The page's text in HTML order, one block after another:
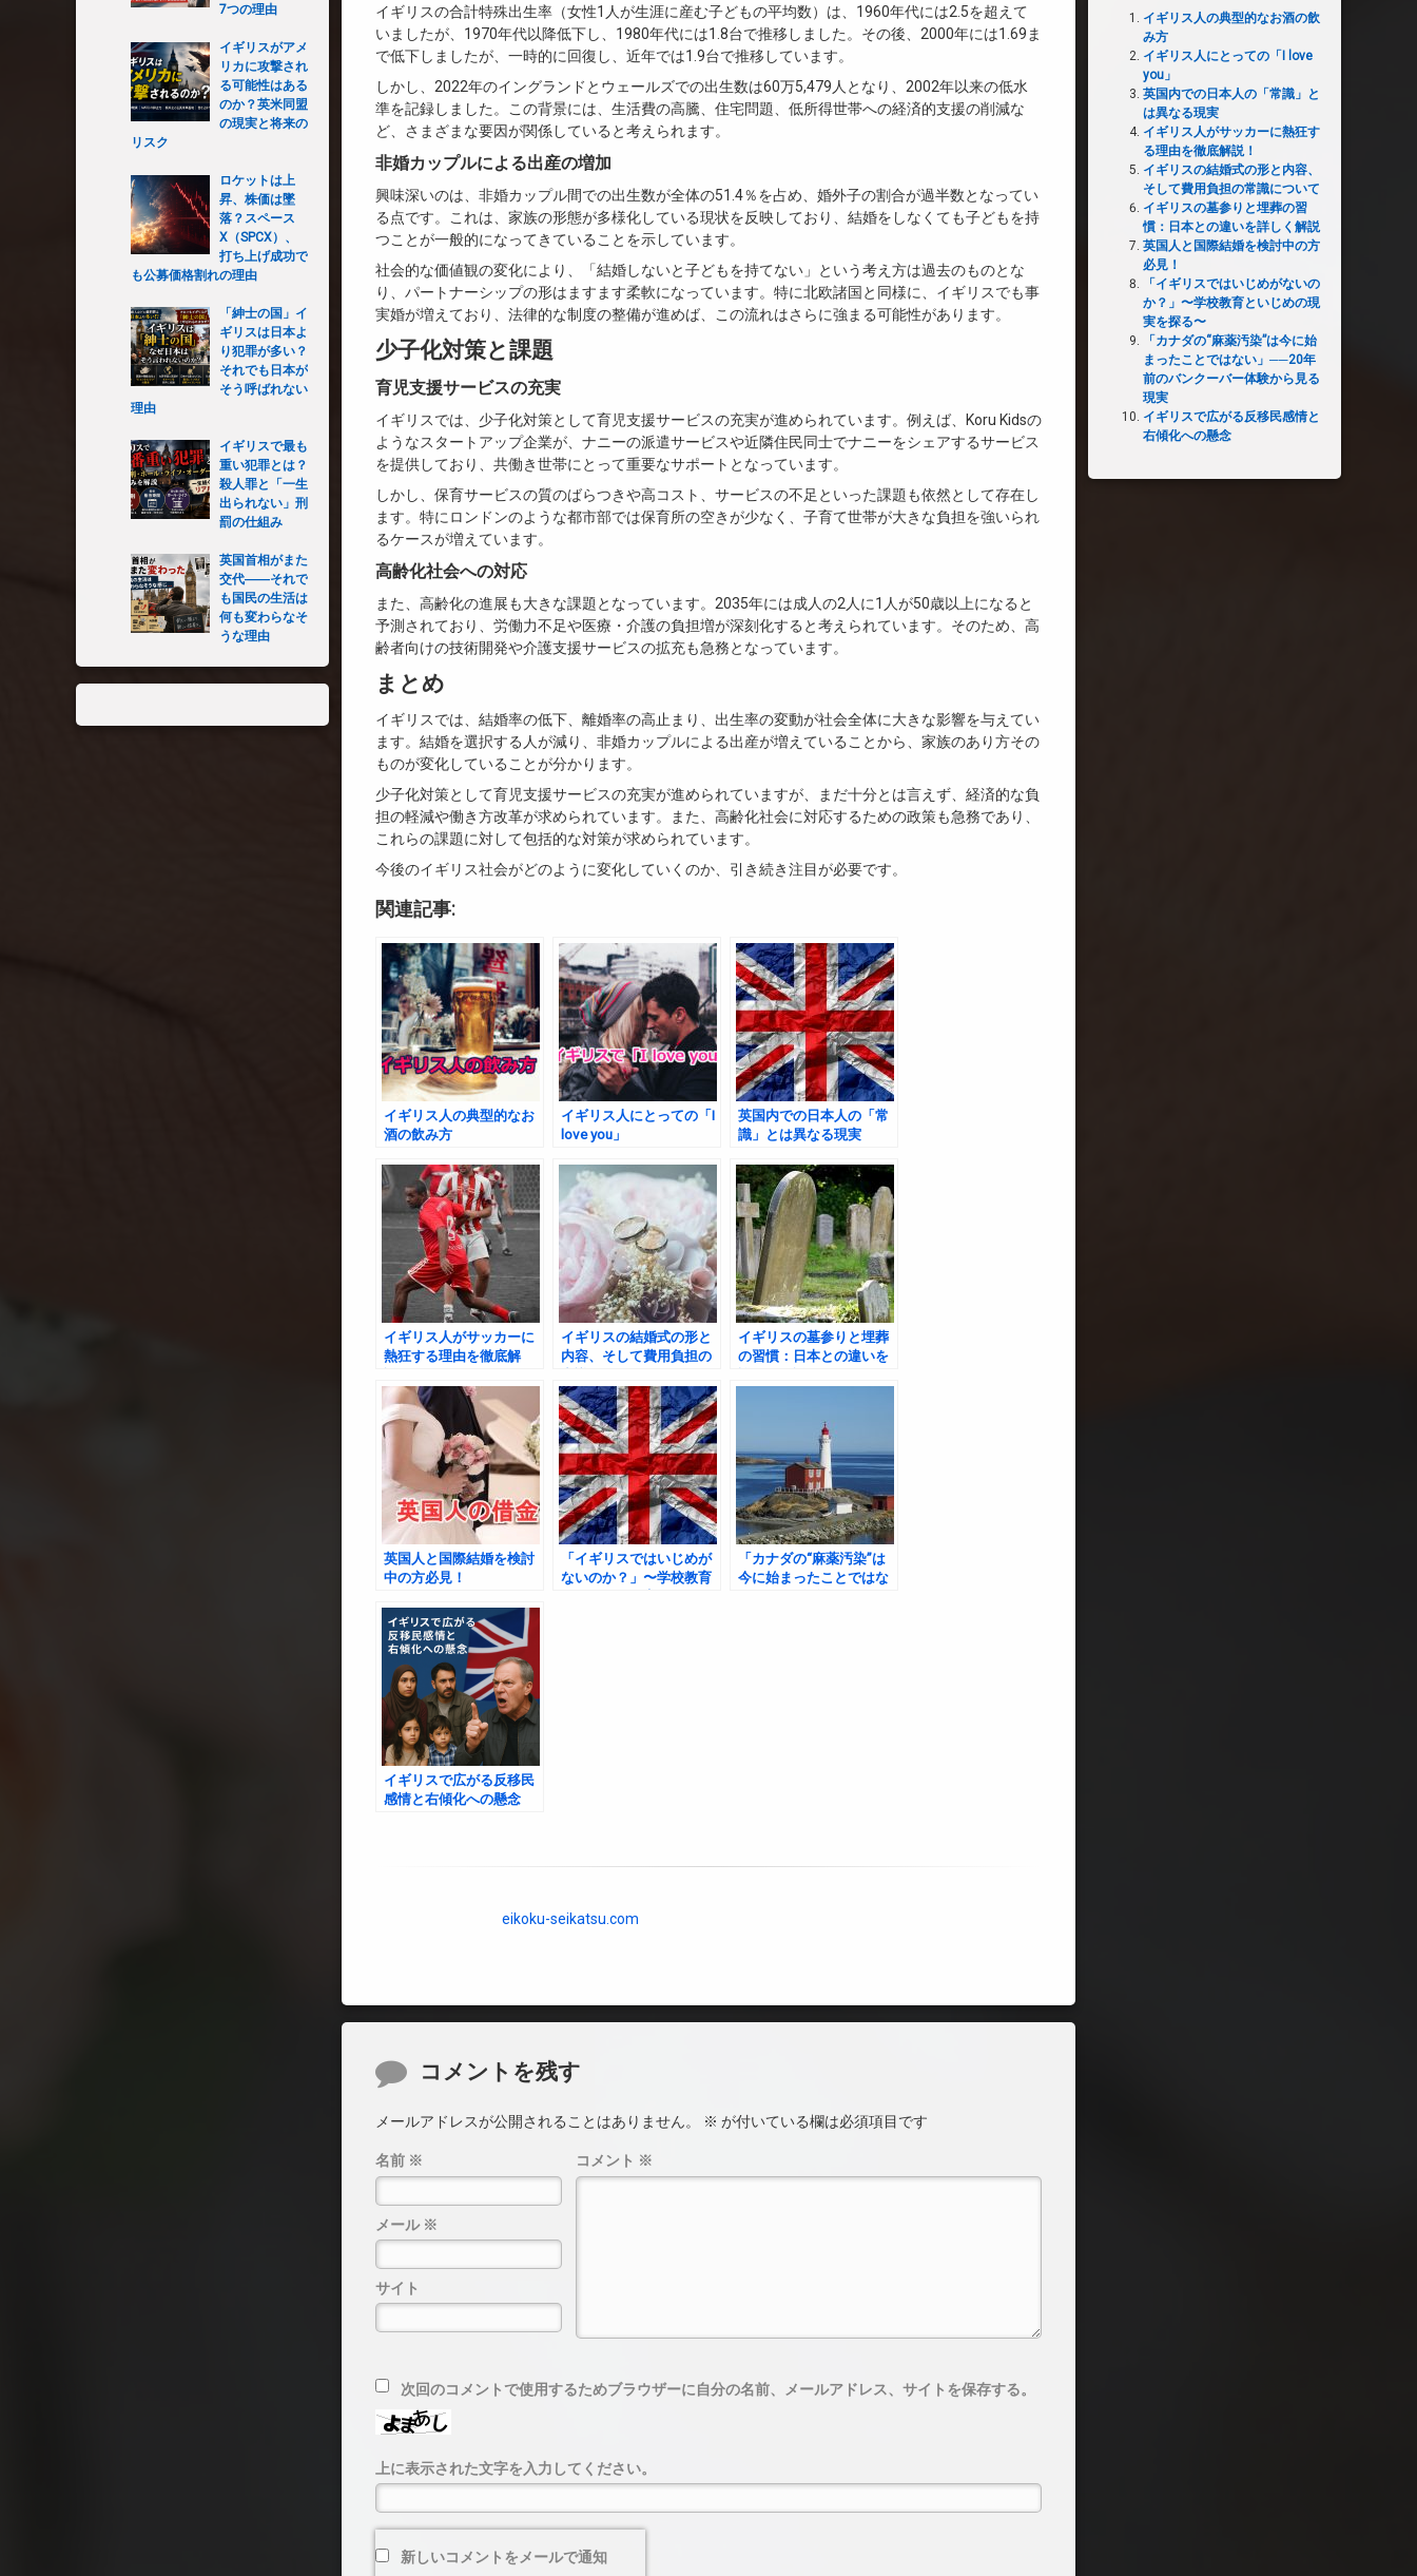
イギリスの合計特殊出生率（女性1人が生涯に産む子どもの平均数）は、1960年代には2.5を超えて
いましたが、1970年代以降低下し、1980年代には1.8台で推移しました。その後、2000年には1.69ま
で低下しましたが、一時的に回復し、近年では1.9台で推移しています。
しかし、2022年のイングランドとウェールズでの出生数は60万5,479人となり、2002年以来の低水
準を記録しました。この背景には、生活費の高騰、住宅問題、低所得世帯への経済的支援の削減な
ど、さまざまな要因が関係していると考えられます。
非婚カップルによる出産の増加
興味深いのは、非婚カップル間での出生数が全体の51.4％を占め、婚外子の割合が過半数となってい
る点です。これは、家族の形態が多様化している現状を反映しており、結婚をしなくても子どもを持
つことが一般的になってきていることを示しています。
社会的な価値観の変化により、「結婚しないと子どもを持てない」という考え方は過去のものとな
り、パートナーシップの形はますます柔軟になっています。特に北欧諸国と同様に、イギリスでも事
実婚が増えており、法律的な制度の整備が進めば、この流れはさらに強まる可能性があります。
少子化対策と課題
育児支援サービスの充実
イギリスでは、少子化対策として育児支援サービスの充実が進められています。例えば、Koru Kidsの
ようなスタートアップ企業が、ナニーの派遣サービスや近隣住民同士でナニーをシェアするサービス
を提供しており、共働き世帯にとって重要なサポートとなっています。
しかし、保育サービスの質のばらつきや高コスト、サービスの不足といった課題も依然として存在し
ます。特にロンドンのような都市部では保育所の空きが少なく、子育て世帯が大きな負担を強いられ
るケースが増えています。
高齢化社会への対応
また、高齢化の進展も大きな課題となっています。2035年には成人の2人に1人が50歳以上になると
予測されており、労働力不足や医療・介護の負担増が深刻化すると考えられています。そのため、高
齢者向けの技術開発や介護支援サービスの拡充も急務となっています。
まとめ
イギリスでは、結婚率の低下、離婚率の高止まり、出生率の変動が社会全体に大きな影響を与えてい
ます。結婚を選択する人が減り、非婚カップルによる出産が増えていることから、家族のあり方その
ものが変化していることが分かります。
少子化対策として育児支援サービスの充実が進められていますが、まだ十分とは言えず、経済的な負
担の軽減や働き方改革が求められています。また、高齢化社会に対応するための政策も急務であり、
これらの課題に対して包括的な対策が求められています。
今後のイギリス社会がどのように変化していくのか、引き続き注目が必要です。
関連記事:
イギリス人の典型的なお
酒の飲み方
イギリス人にとっての「I
love you」
英国内での日本人の「常
識」とは異なる現実
イギリス人がサッカーに
熱狂する理由を徹底解
イギリスの結婚式の形と
内容、そして費用負担の
イギリスの墓参りと埋葬
の習慣：日本との違いを
英国人と国際結婚を検討
中の方必見！
「イギリスではいじめが
ないのか？」〜学校教育
「カナダの“麻薬汚染”は
今に始まったことではな
イギリスで広がる反移民
感情と右傾化への懸念
eikoku-seikatsu.com
コメントコメントを残す
メールアドレスが公開されることはありません。 ※ が付いている欄は必須項目です
コメント ※
名前 ※
メール ※
サイト
次回のコメントで使用するためブラウザーに自分の名前、メールアドレス、サイトを保存する。
上に表示された文字を入力してください。
新しいコメントをメールで通知
7つの理由
イギリスがアメ
リカに攻撃され
る可能性はある
のか？英米同盟
の現実と将来の
リスク
ロケットは上
昇、株価は墜
落？スペース
X（SPCX）、
打ち上げ成功で
も公募価格割れの理由
「紳士の国」イ
ギリスは日本よ
り犯罪が多い？
それでも日本が
そう呼ばれない
理由
イギリスで最も
重い犯罪とは？
殺人罪と「一生
出られない」刑
罰の仕組み
英国首相がまた
交代――それで
も国民の生活は
何も変わらなそ
うな理由
イギリス人の典型的なお酒の飲
み方
イギリス人にとっての「I love
you」
英国内での日本人の「常識」と
は異なる現実
イギリス人がサッカーに熱狂す
る理由を徹底解説！
イギリスの結婚式の形と内容、
そして費用負担の常識について
イギリスの墓参りと埋葬の習
慣：日本との違いを詳しく解説
英国人と国際結婚を検討中の方
必見！
「イギリスではいじめがないの
か？」〜学校教育といじめの現
実を探る〜
「カナダの“麻薬汚染”は今に始
まったことではない」──20年
前のバンクーバー体験から見る
現実
イギリスで広がる反移民感情と
右傾化への懸念